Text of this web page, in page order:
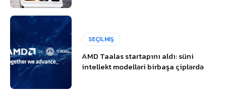
SEÇİLMİŞ
AMD Taalas startapını aldı: süni
intellekt modelləri birbaşa çiplərdə